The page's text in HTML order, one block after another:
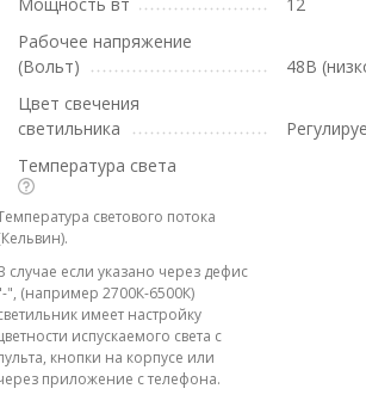
Рабочее напряжение
(Вольт)
48В
Цвет свечения
светильника
Температура света
светового потока
случае если указано через дефис
", (например 2700К-6500К)
имеет настройку
испускаемого света с
кнопки на корпусе или
приложение с телефона.